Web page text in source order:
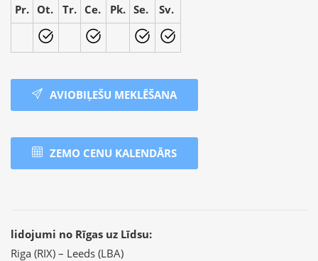
Pr. Ot. Tr. Ce. Pk. Se. Sv.
AVIOBIĻEŠU MEKLĒŠANA
ZEMO CENU KALENDĀRS
lidojumi no Rīgas uz Līdsu:
Riga (RIX) – Leeds (LBA)